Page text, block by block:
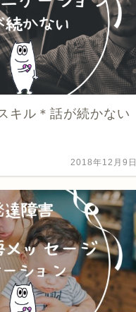
キル＊話が続かない
2018年12月9日